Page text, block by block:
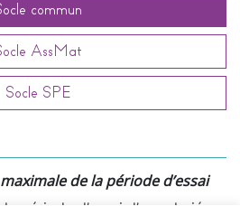
commun
AssMat
Socle SPE
de la période d’essai